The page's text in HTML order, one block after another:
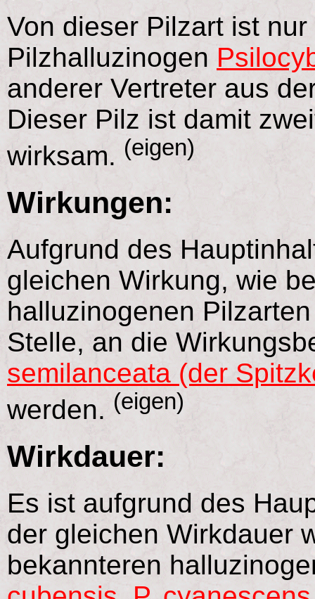
Von dieser Pilzart ist
Pilzhalluzinogen
anderer Vertreter aus
Dieser Pilz ist damit
wirksam. (eigen)
Wirkungen:
Aufgrund des
gleichen Wirkung, wie
halluzinogenen
Stelle, an die
semilanceata (der
werden. (eigen)
Wirkdauer:
Es ist aufgrund des
der gleichen Wirkdauer
bekannteren